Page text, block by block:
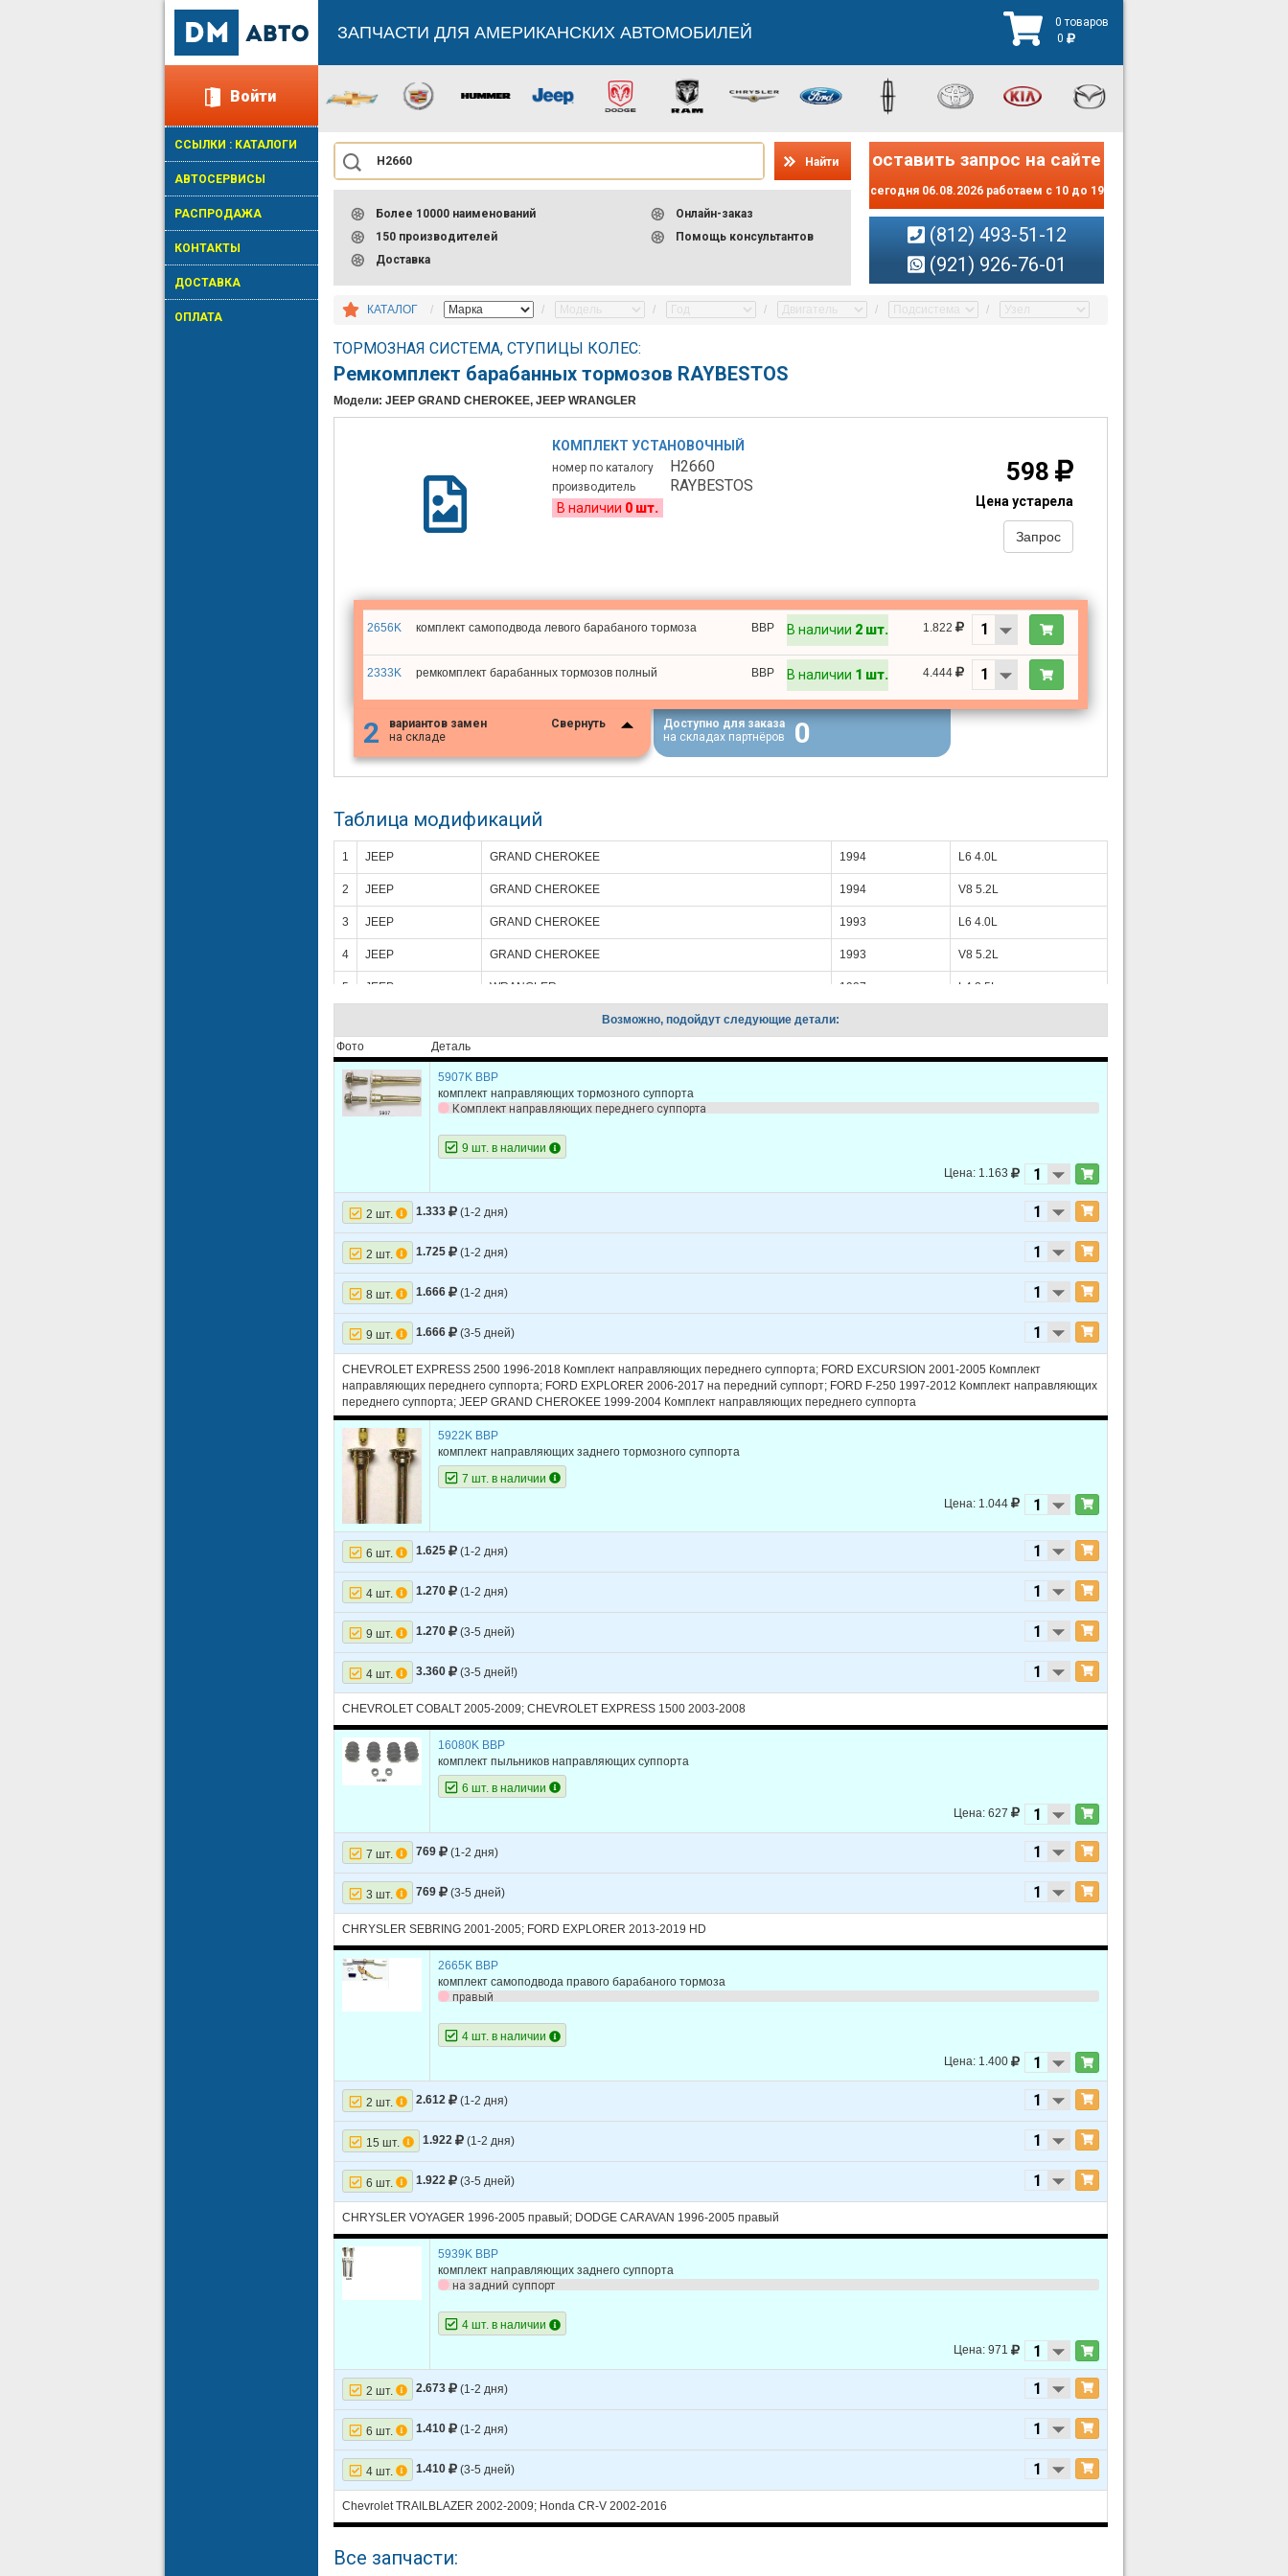
Войти
ССЫЛКИ : КАТАЛОГИ
АВТОСЕРВИСЫ
РАСПРОДАЖА
КОНТАКТЫ
ДОСТАВКА
ОПЛАТА
ЗАПЧАСТИ ДЛЯ АМЕРИКАНСКИХ АВТОМОБИЛЕЙ
0 товаров
0
Найти
Более 10000 наименований
150 производителей
Доставка
Онлайн-заказ
Помощь консультантов
оставить запрос на сайте
сегодня 06.08.2026 работаем с 10 до 19
(812) 493-51-12
(921) 926-76-01
КАТАЛОГ
ТОРМОЗНАЯ СИСТЕМА, СТУПИЦЫ КОЛЕС:
Ремкомплект барабанных тормозов RAYBESTOS
Модели: JEEP GRAND CHEROKEE, JEEP WRANGLER
КОМПЛЕКТ УСТАНОВОЧНЫЙ
номер по каталогу H2660
производитель RAYBESTOS
В наличии 0 шт.
598
Цена устарела
Запрос
2656K комплект самоподвода левого барабаного тормоза BBP В наличии 2 шт. 1.822
2333K ремкомплект барабанных тормозов полный BBP В наличии 1 шт. 4.444
2
вариантов замен
на складе
Свернуть
Доступно для заказа
на складах партнёров
0
Таблица модификаций
1 JEEP GRAND CHEROKEE 1994 L6 4.0L
2 JEEP GRAND CHEROKEE 1994 V8 5.2L
3 JEEP GRAND CHEROKEE 1993 L6 4.0L
4 JEEP GRAND CHEROKEE 1993 V8 5.2L
5 JEEP WRANGLER 1997 L4 2.5L
Возможно, подойдут следующие детали:
Фото
Деталь
5907K BBP
комплект направляющих тормозного суппорта
Комплект направляющих переднего суппорта
9 шт. в наличии
Цена: 1.163
2 шт. 1.333 (1-2 дня)
2 шт. 1.725 (1-2 дня)
8 шт. 1.666 (1-2 дня)
9 шт. 1.666 (3-5 дней)
CHEVROLET EXPRESS 2500 1996-2018 Комплект направляющих переднего суппорта; FORD EXCURSION 2001-2005 Комплект
направляющих переднего суппорта; FORD EXPLORER 2006-2017 на передний суппорт; FORD F-250 1997-2012 Комплект направляющих
переднего суппорта; JEEP GRAND CHEROKEE 1999-2004 Комплект направляющих переднего суппорта
5922K BBP
комплект направляющих заднего тормозного суппорта
7 шт. в наличии
Цена: 1.044
6 шт. 1.625 (1-2 дня)
4 шт. 1.270 (1-2 дня)
9 шт. 1.270 (3-5 дней)
4 шт. 3.360 (3-5 дней!)
CHEVROLET COBALT 2005-2009; CHEVROLET EXPRESS 1500 2003-2008
16080K BBP
комплект пыльников направляющих суппорта
6 шт. в наличии
Цена: 627
7 шт. 769 (1-2 дня)
3 шт. 769 (3-5 дней)
CHRYSLER SEBRING 2001-2005; FORD EXPLORER 2013-2019 HD
2665K BBP
комплект самоподвода правого барабаного тормоза
правый
4 шт. в наличии
Цена: 1.400
2 шт. 2.612 (1-2 дня)
15 шт. 1.922 (1-2 дня)
6 шт. 1.922 (3-5 дней)
CHRYSLER VOYAGER 1996-2005 правый; DODGE CARAVAN 1996-2005 правый
5939K BBP
комплект направляющих заднего суппорта
на задний суппорт
4 шт. в наличии
Цена: 971
2 шт. 2.673 (1-2 дня)
6 шт. 1.410 (1-2 дня)
4 шт. 1.410 (3-5 дней)
Chevrolet TRAILBLAZER 2002-2009; Honda CR-V 2002-2016
Все запчасти: